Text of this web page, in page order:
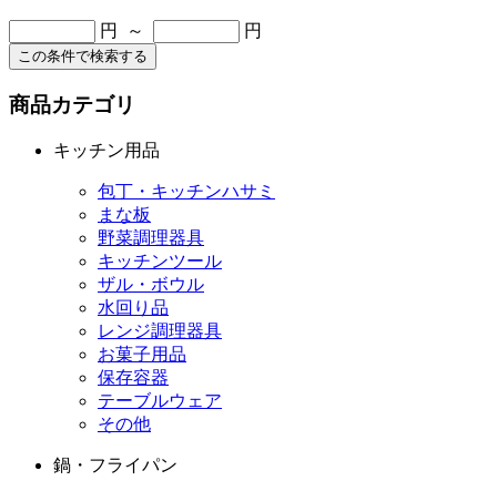
円 ～ 円
この条件で検索する
商品カテゴリ
キッチン用品
包丁・キッチンハサミ
まな板
野菜調理器具
キッチンツール
ザル・ボウル
水回り品
レンジ調理器具
お菓子用品
保存容器
テーブルウェア
その他
鍋・フライパン